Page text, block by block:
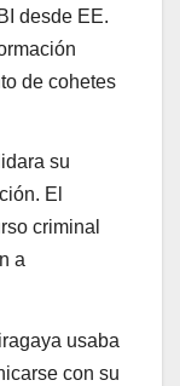
desde EE.
de cohetes
su
El
criminal
a
usaba
con su